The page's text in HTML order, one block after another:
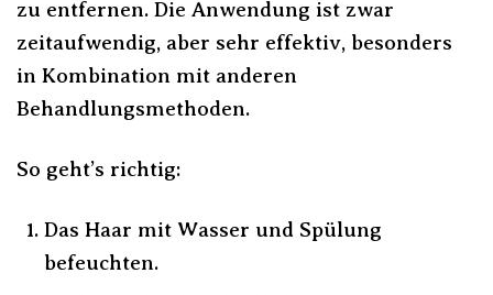
zu entfernen. Die Anwendung ist zwar
zeitaufwendig, aber sehr effektiv, besonders
in Kombination mit anderen
Behandlungsmethoden.
So geht’s richtig:
Das Haar mit Wasser und Spülung
befeuchten.